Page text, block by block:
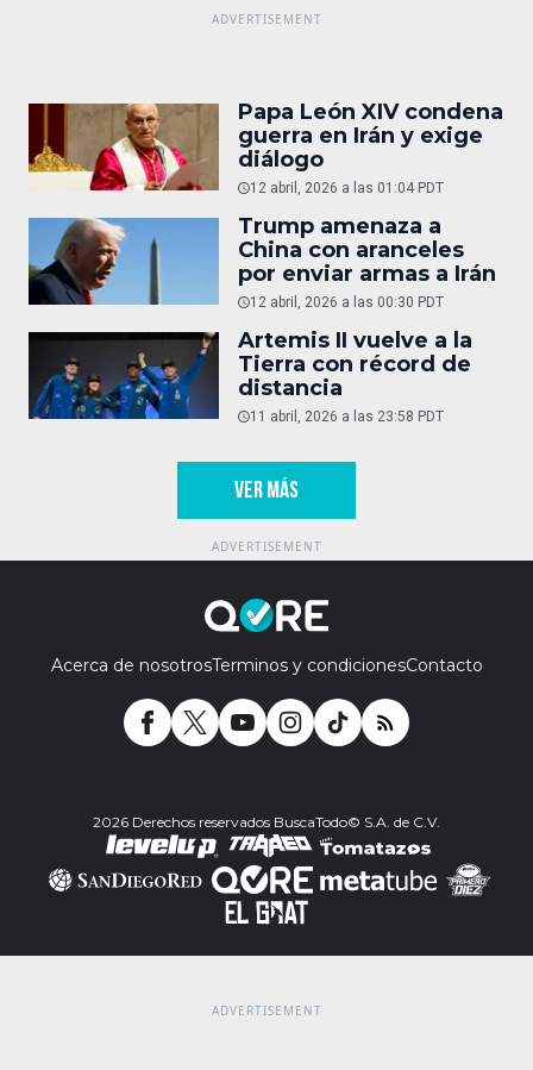
Papa León XIV condena
guerra en Irán y exige
diálogo
12 abril, 2026 a las 01:04 PDT
Trump amenaza a
China con aranceles
por enviar armas a Irán
12 abril, 2026 a las 00:30 PDT
Artemis II vuelve a la
Tierra con récord de
distancia
11 abril, 2026 a las 23:58 PDT
VER MÁS
Acerca de nosotrosTerminos y condicionesContacto
2026 Derechos reservados BuscaTodo© S.A. de C.V.